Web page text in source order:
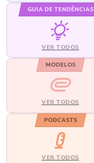
GUIA DE TENDÊNCIAS
VER TODOS
MODELOS
VER TODOS
PODCASTS
VER TODOS